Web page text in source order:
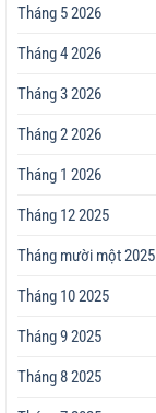
Tháng 5 2026
Tháng 4 2026
Tháng 3 2026
Tháng 2 2026
Tháng 1 2026
Tháng 12 2025
Tháng mười một 2025
Tháng 10 2025
Tháng 9 2025
Tháng 8 2025